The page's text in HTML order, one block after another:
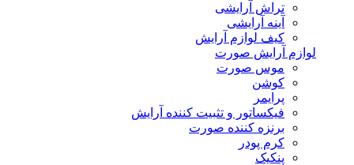
تراش آرایشی
آینه آرایشی
کیف لوازم آرایش
لوازم آرایش صورت
موس صورت
کوشن
پرایمر
فیکساتور و تثبیت کننده آرایش
برنزه کننده صورت
کرم پودر
پنکیک